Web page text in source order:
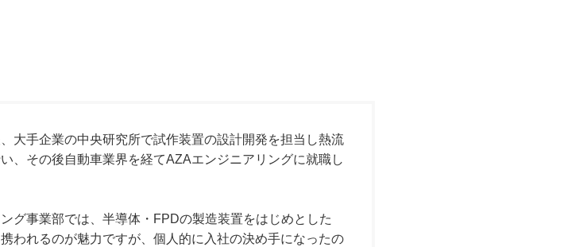
大手企業の中央研究所で試作装置の設計開発を担当し熱流
、その後自動車業界を経てAZAエンジニアリングに就職し
グ事業部では、半導体・FPDの製造装置をはじめとした
われるのが魅力ですが、個人的に入社の決め手になったの